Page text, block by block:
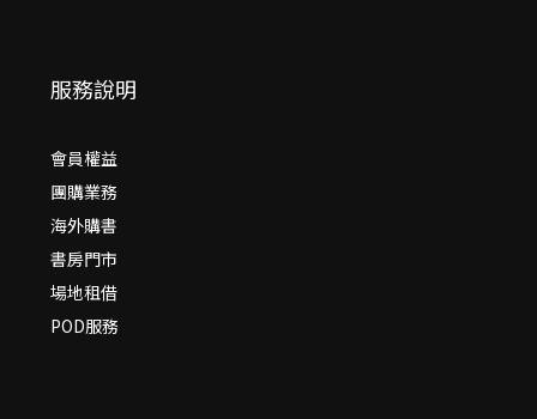
服務說明
會員權益
團購業務
海外購書
書房門市
場地租借
POD服務